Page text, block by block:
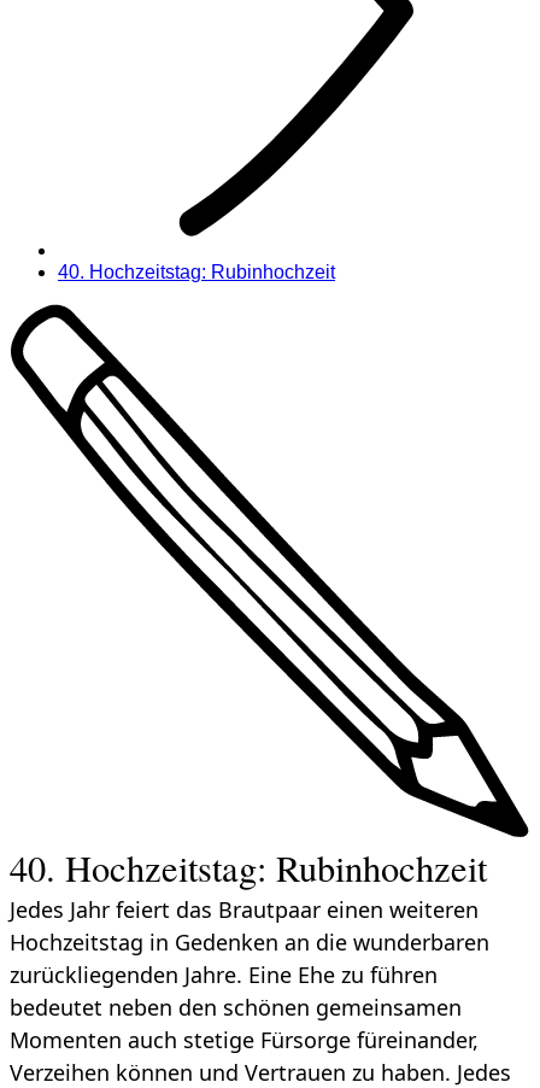
40. Hochzeitstag: Rubinhochzeit
40. Hochzeitstag: Rubinhochzeit
Jedes Jahr feiert das Brautpaar einen weiteren
Hochzeitstag in Gedenken an die wunderbaren
zurückliegenden Jahre. Eine Ehe zu führen
bedeutet neben den schönen gemeinsamen
Momenten auch stetige Fürsorge füreinander,
Verzeihen können und Vertrauen zu haben. Jedes